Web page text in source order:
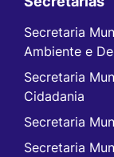
Secretaria
Ambiente e
Secretaria
Cidadania
Secretaria
Secretaria